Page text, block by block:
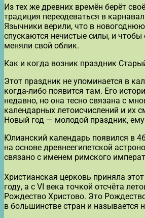
Из тех же древних времён берёт
традиция переодеваться в
Язычники верили, что в
спускаются нечистые силы, и чтобы
меняли свой облик.
Как и когда возник праздник
Этот праздник не упоминается в
когда-либо появится там. Его
недавно, но она тесно связана с
календарных летоисчислений и их
Новый год — молодой праздник,
Юлианский календарь появился в
на основе древнеегипетской
связано с именем римского
Христианская церковь приняла
году, а с VI века точкой отсчёта
Рождество Христово. Это
в большинстве стран и называется